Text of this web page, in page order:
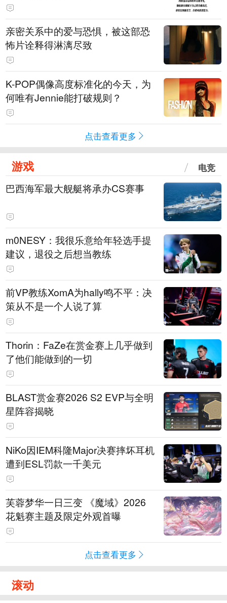
亲密关系中的爱与恐惧，被这部恐
怖片诠释得淋漓尽致
K-POP偶像高度标准化的今天，为
何唯有Jennie能打破规则？
点击查看更多
游戏 电竞
巴西海军最大舰艇将承办CS赛事
m0NESY：我很乐意给年轻选手提
建议，退役之后想当教练
前VP教练XomA为hally鸣不平：决
策从不是一个人说了算
Thorin：FaZe在赏金赛上几乎做到
了他们能做到的一切
BLAST赏金赛2026 S2 EVP与全明
星阵容揭晓
NiKo因IEM科隆Major决赛摔坏耳机
遭到ESL罚款一千美元
芙蓉梦华一日三变 《魔域》2026
花魁赛主题及限定外观首曝
点击查看更多
滚动